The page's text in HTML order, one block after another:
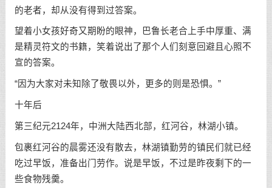
的老者，却从没有得到过答案。
望着小女孩好奇又期盼的眼神，巴鲁长老合上手中厚重、满
是精灵符文的书籍，笑着说出了那个人们刻意回避且心照不
宣的答案。
“因为大家对未知除了敬畏以外，更多的则是恐惧。”
十年后
第三纪元2124年，中洲大陆西北部，红河谷，林湖小镇。
包裹红河谷的晨雾还没有散去，林湖镇勤劳的镇民们就已经
吃过早饭，准备出门劳作。说是早饭，不过是昨夜剩下的一
些食物残羹。